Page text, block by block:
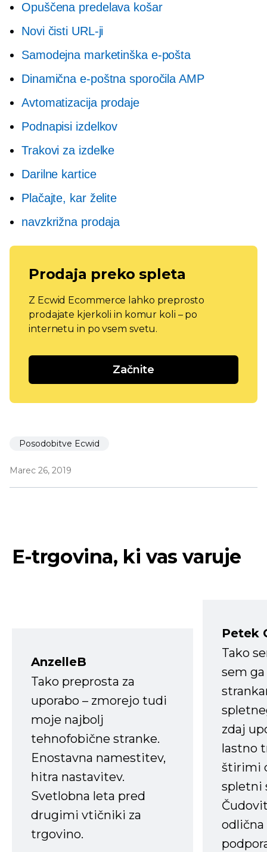
Opuščena predelava košar
Novi čisti URL-ji
Samodejna marketinška e-pošta
Dinamična e-poštna sporočila AMP
Avtomatizacija prodaje
Podnapisi izdelkov
Trakovi za izdelke
Darilne kartice
Plačajte, kar želite
navzkrižna prodaja
Prodaja preko spleta
Z Ecwid Ecommerce lahko preprosto
prodajate kjerkoli in komur koli – po
internetu in po vsem svetu.
Začnite
Posodobitve Ecwid
Marec 26, 2019
E-trgovina, ki vas varuje
AnzelleB
Tako preprosta za
uporabo – zmorejo tudi
moje najbolj
tehnofobične stranke.
Enostavna namestitev,
hitra nastavitev.
Svetlobna leta pred
drugimi vtičniki za
trgovino.
Petek
Tako
sem
zdaj
lastno
štirimi
spletni